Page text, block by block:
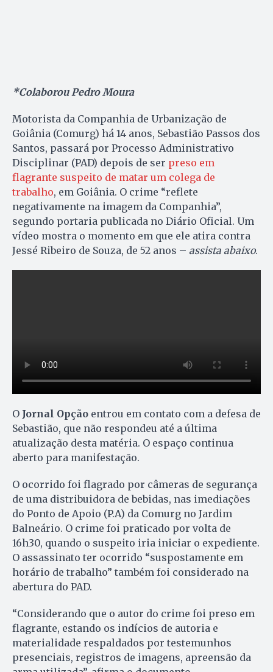
*Colaborou Pedro Moura
Motorista da Companhia de Urbanização de
Goiânia (Comurg) há 14 anos, Sebastião Passos dos
Santos, passará por Processo Administrativo
Disciplinar (PAD) depois de ser preso em
flagrante suspeito de matar um colega de
trabalho, em Goiânia. O crime “reflete
negativamente na imagem da Companhia”,
segundo portaria publicada no Diário Oficial. Um
vídeo mostra o momento em que ele atira contra
Jessé Ribeiro de Souza, de 52 anos – assista abaixo.
O Jornal Opção entrou em contato com a defesa de
Sebastião, que não respondeu até a última
atualização desta matéria. O espaço continua
aberto para manifestação.
O ocorrido foi flagrado por câmeras de segurança
de uma distribuidora de bebidas, nas imediações
do Ponto de Apoio (P.A) da Comurg no Jardim
Balneário. O crime foi praticado por volta de
16h30, quando o suspeito iria iniciar o expediente.
O assassinato ter ocorrido “suspostamente em
horário de trabalho” também foi considerado na
abertura do PAD.
“Considerando que o autor do crime foi preso em
flagrante, estando os indícios de autoria e
materialidade respaldados por testemunhos
presenciais, registros de imagens, apreensão da